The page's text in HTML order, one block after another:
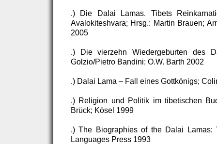
.) Die Dalai Lamas. Tibets
Avalokiteshvara; Hrsg.: Martin Brauen;
2005
.) Die vierzehn Wiedergeburten des
Golzio/Pietro Bandini; O.W. Barth 2002
.) Dalai Lama – Fall eines Gottkönigs;
.) Religion und Politik im tibetischen
Brück; Kösel 1999
.) The Biographies of the Dalai Lamas;
Languages Press 1993